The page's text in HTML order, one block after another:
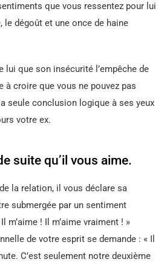
que vous ressentez pour lui
dégoût et une once de haine
lui que son insécurité l’empêche de
à croire que vous ne pouvez pas
seule conclusion logique à ses yeux
votre ex.
suite qu’il vous aime.
la relation, il vous déclare sa
submergée par un sentiment
m’aime ! Il m’aime vraiment ! »
de votre esprit se demande : « Il
C’est seulement notre deuxième